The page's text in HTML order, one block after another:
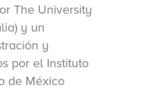
The University
y un
y
por el Instituto
de México